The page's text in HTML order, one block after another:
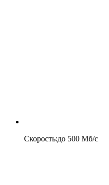
Скорость:до 500 Мб/c